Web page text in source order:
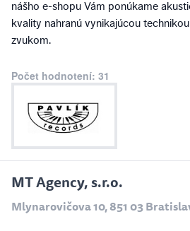
nášho e-shopu Vám ponúkame
kvality nahranú vynikajúcou
zvukom.
Počet hodnotení: 31
MT Agency, s.r.o.
Mlynarovičova 10, 851 03